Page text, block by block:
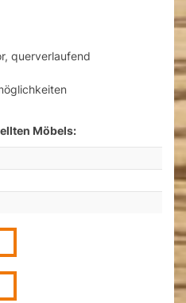
querverlaufend
Möbels: